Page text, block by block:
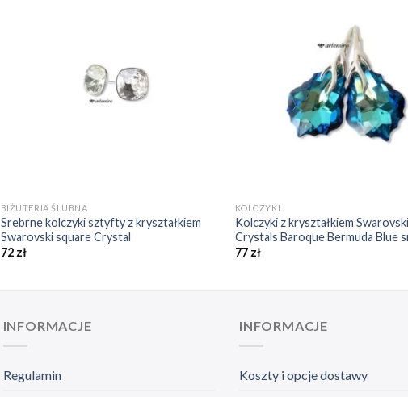
BIŻUTERIA ŚLUBNA
Srebrne kolczyki sztyfty z kryształkiem
Swarovski square Crystal
72 zł
KOLCZYKI
Kolczyki z kryształkiem Swarovski
Crystals Baroque Bermuda Blue
77 zł
INFORMACJE
Regulamin
INFORMACJE
Koszty i opcje dostawy